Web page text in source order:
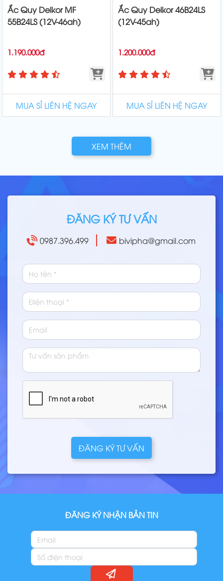
Ắc Quy Delkor MF
55B24LS (12V-46ah)
1.190.000đ
MUA SỈ LIÊN HỆ NGAY
Ắc Quy Delkor 46B24LS
(12V-45ah)
1.200.000đ
MUA SỈ LIÊN HỆ NGAY
XEM THÊM
ĐĂNG KÝ TƯ VẤN
0987.396.499 bivipha@gmail.com
ĐĂNG KÝ TƯ VẤN
ĐĂNG KÝ NHẬN BẢN TIN